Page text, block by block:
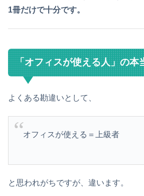
1冊だけで十分です。
「オフィスが使える人」の本
よくある勘違いとして、
オフィスが使える＝上級者
と思われがちですが、違います。